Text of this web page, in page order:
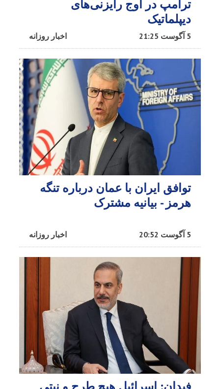
ترامپ در اوج رایزنی‌های
دیپلماتیک
اخبار روزانه 5 آگوست 21:25
توافق ایران با عمان درباره تنگه
هرمز - بیانیه مشترک
اخبار روزانه 5 آگوست 20:52